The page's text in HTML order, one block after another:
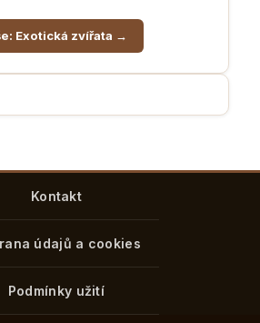
Exotická zvířata →
Kontakt
údajů a cookies
Podmínky užití